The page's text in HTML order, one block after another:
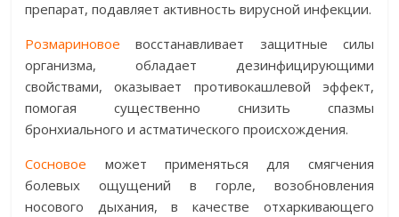
препарат, подавляет активность вирусной инфекции.
Розмариновоевосстанавливает защитные силы
организма, обладает дезинфицирующими
свойствами, оказывает противокашлевой эффект,
помогая существенно снизить спазмы
бронхиального и астматического происхождения.
Сосновое может применяться для смягчения
болевых ощущений в горле, возобновления
носового дыхания, в качестве отхаркивающего